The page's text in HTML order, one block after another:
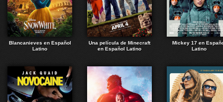
Blancanieves en Español
Latino
Una película de Minecraft
en Español Latino
Mickey 17 en
Latino